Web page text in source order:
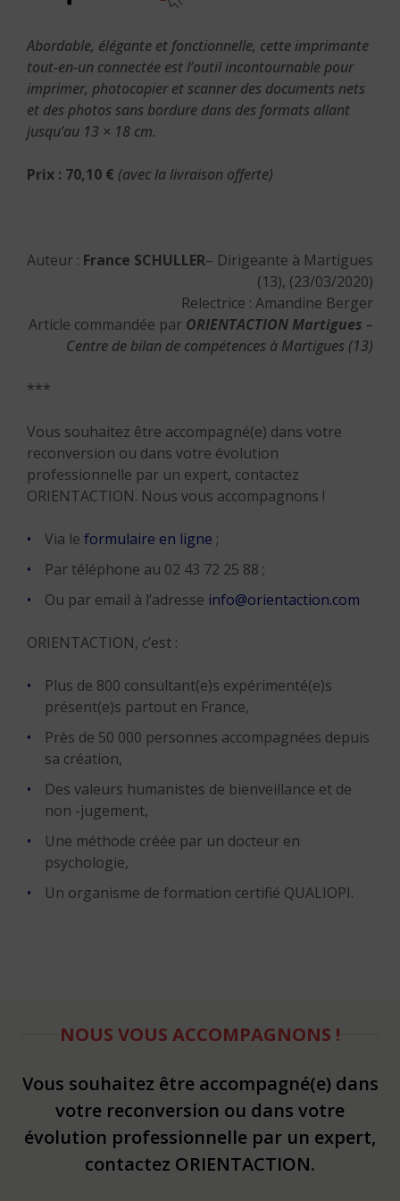
Abordable, élégante et fonctionnelle, cette imprimante
tout-en-un connectée est l’outil incontournable pour
imprimer, photocopier et scanner des documents nets
et des photos sans bordure dans des formats allant
jusqu’au 13 × 18 cm.
Prix : 70,10 € (avec la livraison offerte)
Auteur : France SCHULLER– Dirigeante à Martigues
(13), (23/03/2020)
Relectrice : Amandine Berger
Article commandée par ORIENTACTION Martigues –
Centre de bilan de compétences à Martigues (13)
***
Vous souhaitez être accompagné(e) dans votre
reconversion ou dans votre évolution
professionnelle par un expert, contactez
ORIENTACTION. Nous vous accompagnons !
Via le formulaire en ligne ;
Par téléphone au 02 43 72 25 88 ;
Ou par email à l’adresse info@orientaction.com
ORIENTACTION, c’est :
Plus de 800 consultant(e)s expérimenté(e)s
présent(e)s partout en France,
Près de 50 000 personnes accompagnées depuis
sa création,
Des valeurs humanistes de bienveillance et de
non -jugement,
Une méthode créée par un docteur en
psychologie,
Un organisme de formation certifié QUALIOPI.
NOUS VOUS ACCOMPAGNONS !
Vous souhaitez être accompagné(e) dans
votre reconversion ou dans votre
évolution professionnelle par un expert,
contactez ORIENTACTION.